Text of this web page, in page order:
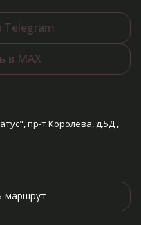
Telegram
в MAX
пр-т Королева, д.5Д ,
маршрут